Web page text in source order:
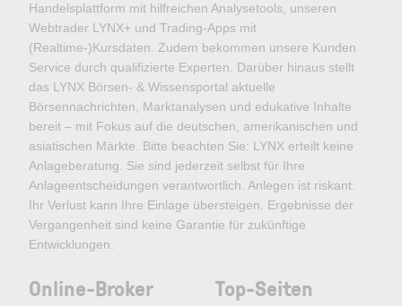
Handelsplattform mit hilfreichen Analysetools, unseren
Webtrader LYNX+ und Trading-Apps mit
(Realtime-)Kursdaten. Zudem bekommen unsere Kunden
Service durch qualifizierte Experten. Darüber hinaus stellt
das LYNX Börsen- & Wissensportal aktuelle
Börsennachrichten, Marktanalysen und edukative Inhalte
bereit – mit Fokus auf die deutschen, amerikanischen und
asiatischen Märkte. Bitte beachten Sie: LYNX erteilt keine
Anlageberatung. Sie sind jederzeit selbst für Ihre
Anlageentscheidungen verantwortlich. Anlegen ist riskant.
Ihr Verlust kann Ihre Einlage übersteigen. Ergebnisse der
Vergangenheit sind keine Garantie für zukünftige
Entwicklungen.
Online-Broker Top-Seiten